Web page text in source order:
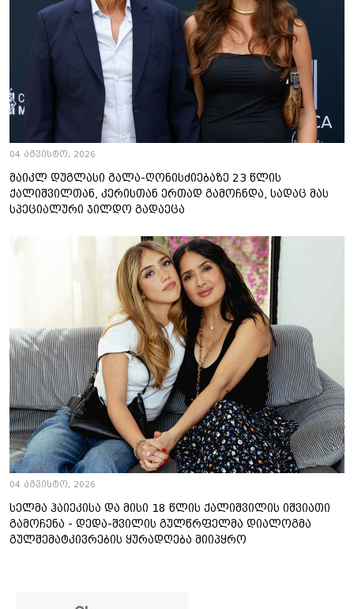
04 აგვისტო, 2026
მაიკლ დუგლასი გალა-ღონისძიებაზე 23 წლის
ქალიშვილთან, კერისთან ერთად გამოჩნდა, სადაც მას
სპეციალური ჯილდო გადაეცა
04 აგვისტო, 2026
სელმა ჰაიეკისა და მისი 18 წლის ქალიშვილის იშვიათი
გამოჩენა - დედა-შვილის გულწრფელმა დიალოგმა
გულშემატკივრების ყურადღება მიიპყრო